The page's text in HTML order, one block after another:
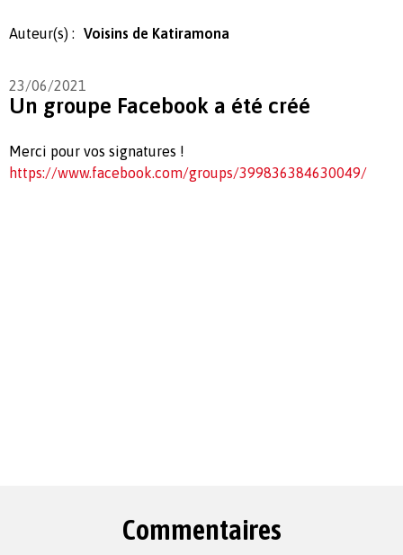
Auteur(s) : Voisins de Katiramona
23/06/2021
Un groupe Facebook a été créé
Merci pour vos signatures !
https://www.facebook.com/groups/399836384630049/
Commentaires